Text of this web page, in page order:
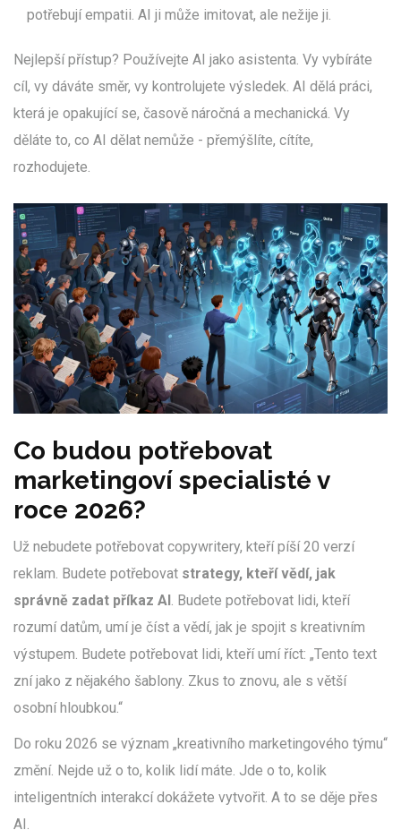
potřebují empatii. AI ji může imitovat, ale nežije ji.
Nejlepší přístup? Používejte AI jako asistenta. Vy vybíráte
cíl, vy dáváte směr, vy kontrolujete výsledek. AI dělá práci,
která je opakující se, časově náročná a mechanická. Vy
děláte to, co AI dělat nemůže - přemýšlíte, cítíte,
rozhodujete.
Co budou potřebovat
marketingoví specialisté v
roce 2026?
Už nebudete potřebovat copywritery, kteří píší 20 verzí
reklam. Budete potřebovat strategy, kteří vědí, jak
správně zadat příkaz AI . Budete potřebovat lidi, kteří
rozumí datům, umí je číst a vědí, jak je spojit s kreativním
výstupem. Budete potřebovat lidi, kteří umí říct: „Tento text
zní jako z nějakého šablony. Zkus to znovu, ale s větší
osobní hloubkou.“
Do roku 2026 se význam „kreativního marketingového týmu“
změní. Nejde už o to, kolik lidí máte. Jde o to, kolik
inteligentních interakcí dokážete vytvořit. A to se děje přes
AI.